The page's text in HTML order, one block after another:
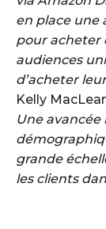
en place une
pour acheter
audiences
d’acheter
Kelly
Une
grande
les clients